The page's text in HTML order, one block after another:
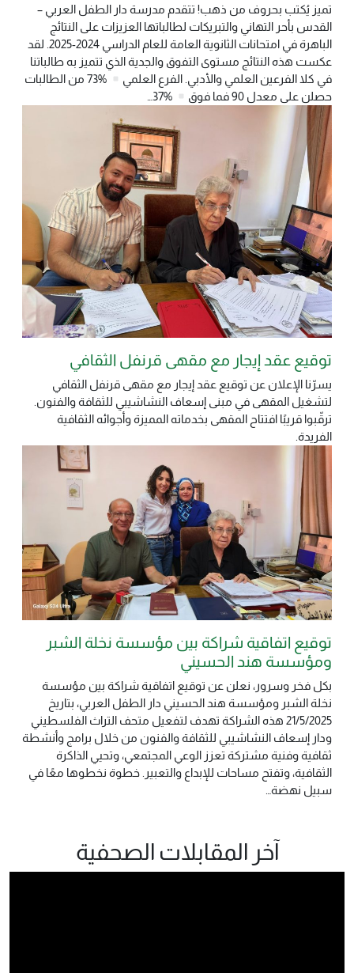
تميز يُكتب بحروف من ذهب! تتقدم مدرسة دار الطفل العربي –
القدس بأحر التهاني والتبريكات لطالباتها العزيزات على النتائج
الباهرة في امتحانات الثانوية العامة للعام الدراسي 2024-2025. لقد
عكست هذه النتائج مستوى التفوق والجدية الذي تتميز به طالباتنا
في كلا الفرعين العلمي والأدبي. الفرع العلمي
%73 من الطالبات
حصلن على معدل 90 فما فوق
%37…
توقيع عقد إيجار مع مقهى قرنفل الثقافي
يسرّنا الإعلان عن توقيع عقد إيجار مع مقهى قرنفل الثقافي
لتشغيل المقهى في مبنى إسعاف النشاشيبي للثقافة والفنون.
ترقّبوا قريبًا افتتاح المقهى بخدماته المميزة وأجوائه الثقافية
الفريدة.
توقيع اتفاقية شراكة بين مؤسسة نخلة الشبر
ومؤسسة هند الحسيني
بكل فخر وسرور، نعلن عن توقيع اتفاقية شراكة بين مؤسسة
نخلة الشبر ومؤسسة هند الحسيني دار الطفل العربي، بتاريخ
21/5/2025 هذه الشراكة تهدف لتفعيل متحف التراث الفلسطيني
ودار إسعاف النشاشيبي للثقافة والفنون من خلال برامج وأنشطة
ثقافية وفنية مشتركة تعزز الوعي المجتمعي، وتحيي الذاكرة
الثقافية، وتفتح مساحات للإبداع والتعبير. خطوة نخطوها معًا في
سبيل نهضة…
آخر المقابلات الصحفية